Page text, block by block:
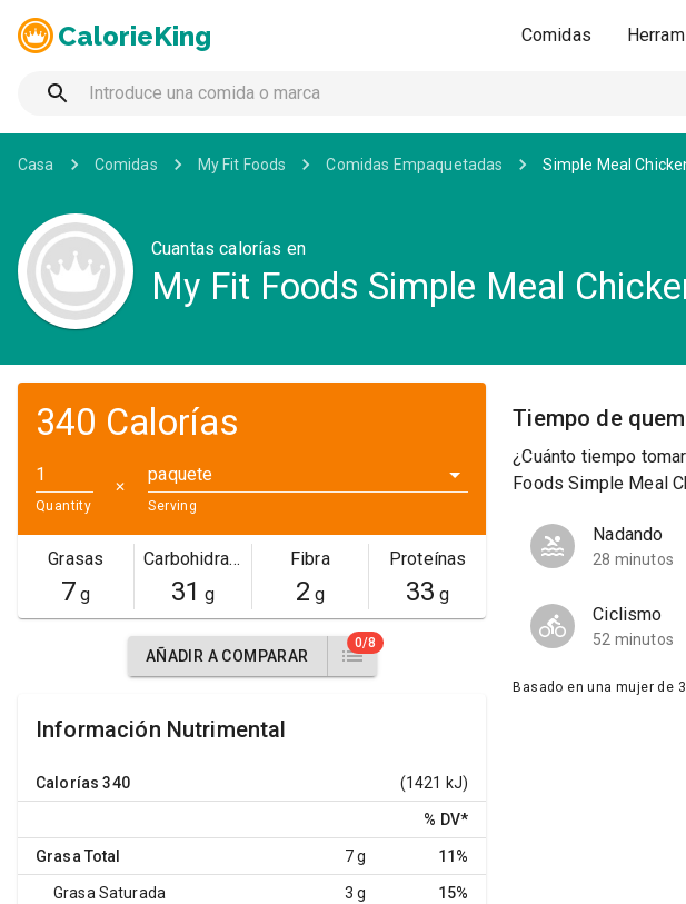
CalorieKing Comidas
Casa Comidas My Fit Foods Comidas Empaquetadas Simple Meal
Cuantas calorías en
My Fit Foods Simple Meal
340 Calorías
Quantity
✕
paquete
Serving
Grasas
7 g
Carbohidratos
31 g
Fibra
2 g
Proteínas
33 g
AÑADIR A COMPARAR
0/8
Información Nutrimental
Calorías 340 (1421 kJ)
% DV*
Grasa Total 7 g 11%
Grasa Saturada 3 g 15%
Tiempo de
¿Cuánto tiempo
Foods Simple Meal
Nadando
28 minutos
Ciclismo
52 minutos
Basado en una mujer de